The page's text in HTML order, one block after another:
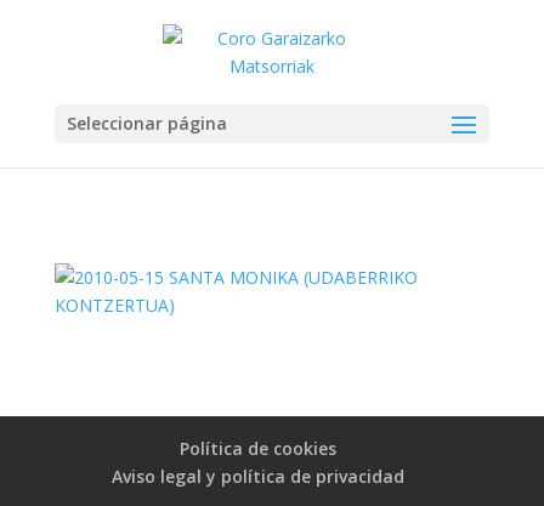
Seleccionar página
Política de cookies
Aviso legal y política de privacidad